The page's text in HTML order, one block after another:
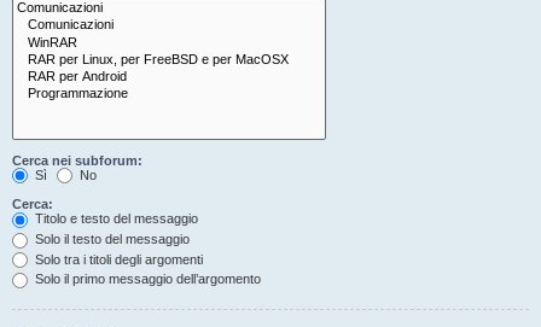
Cerca nei subforum:
Sì
No
Cerca:
Titolo e testo del messaggio
Solo il testo del messaggio
Solo tra i titoli degli argomenti
Solo il primo messaggio dell’argomento